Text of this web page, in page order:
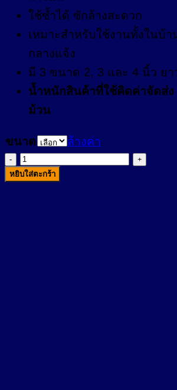
ใช้ซ้ำได้ ซักล้างสะดวก
เหมาะสำหรับใช้งานทั้งในบ้
กลางแจ้ง
มี 3 ขนาด 2, 3 และ 4 นิ้ว ยา
น้ำหนักสินค้าที่ใช้คิดค่าจัดส่ง
ม้วน
ขนาด
ล้างค่า
จำนวน
Elastic
หยิบใส่ตะกร้า